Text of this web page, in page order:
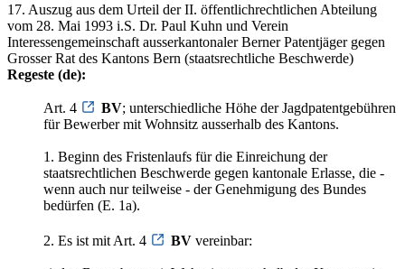
17. Auszug aus dem Urteil der II. öffentlichrechtlichen Abteilung
vom 28. Mai 1993 i.S. Dr. Paul Kuhn und Verein
Interessengemeinschaft ausserkantonaler Berner Patentjäger gegen
Grosser Rat des Kantons Bern (staatsrechtliche Beschwerde)
Regeste (de):
Art. 4 BV; unterschiedliche Höhe der Jagdpatentgebühren
für Bewerber mit Wohnsitz ausserhalb des Kantons.
1. Beginn des Fristenlaufs für die Einreichung der
staatsrechtlichen Beschwerde gegen kantonale Erlasse, die -
wenn auch nur teilweise - der Genehmigung des Bundes
bedürfen (E. 1a).
2. Es ist mit Art. 4 BV vereinbar: